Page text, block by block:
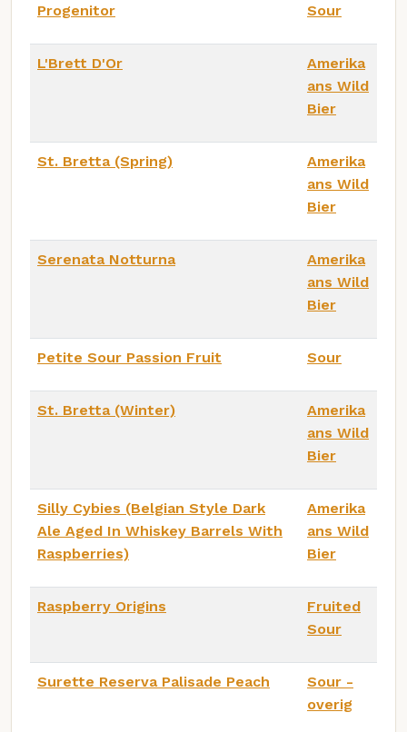
Progenitor Sour
L'Brett D'Or
Amerika
ans Wild
Bier
St. Bretta (Spring)
Amerika
ans Wild
Bier
Serenata Notturna
Amerika
ans Wild
Bier
Petite Sour Passion Fruit Sour
St. Bretta (Winter)
Amerika
ans Wild
Bier
Silly Cybies (Belgian Style Dark
Ale Aged In Whiskey Barrels With
Raspberries)
Amerika
ans Wild
Bier
Raspberry Origins
Fruited
Sour
Surette Reserva Palisade Peach
Sour -
overig